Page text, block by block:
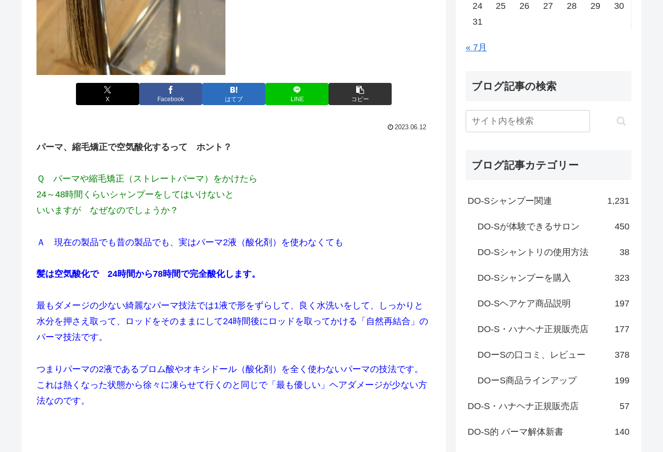
X Facebook はてブ LINE コピー
2023.06.12
パーマ、縮毛矯正で空気酸化するって ホント？
Ｑ パーマや縮毛矯正（ストレートパーマ）をかけたら
24～48時間くらいシャンプーをしてはいけないと
いいますが なぜなのでしょうか？
Ａ 現在の製品でも昔の製品でも、実はパーマ2液（酸化剤）を使わなくても
髪は空気酸化で 24時間から78時間で完全酸化します。
最もダメージの少ない綺麗なパーマ技法では1液で形をずらして、
良く水洗いをして、しっかりと
水分を押さえ取って、ロッド をそのままにして24時間後にロッドを取ってかける 「自然再結合」の
パーマ技法です。
つまりパーマの2液であるブロム酸やオキシドール（酸化剤）を全く使わないパーマの技法です。
これは熱くなった状態から徐々に凍らせて行くのと同じで「最も優しい」ヘアダメージが少ない方
法なのです。
24
25 26 27 28 29
30
31
« 7月
ブログ記事の検索
ブログ記事カテゴリー
DO-Sシャンプー関連 1,231
DO-Sが体験できるサロン 450
DO-Sシャントリの使用方法 38
DO-Sシャンプーを購入 323
DO-Sヘアケア商品説明 197
DO-S・ハナヘナ正規販売店 177
DOーSの口コミ、レビュー 378
DOーS商品ラインアップ 199
DO-S・ハナヘナ正規販売店 57
DO-S的 パーマ解体新書 140